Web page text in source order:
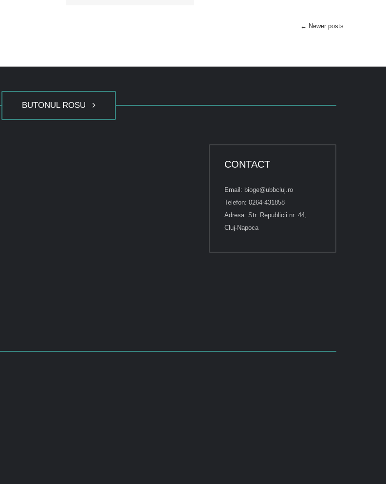
← Newer posts
BUTONUL ROSU
CONTACT
Email: bioge@ubbcluj.ro
Telefon: 0264-431858
Adresa: Str. Republicii nr. 44,
Cluj-Napoca